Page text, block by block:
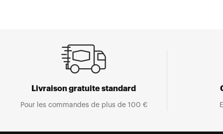
Livraison gratuite standard
Pour les commandes de plus de 100 €